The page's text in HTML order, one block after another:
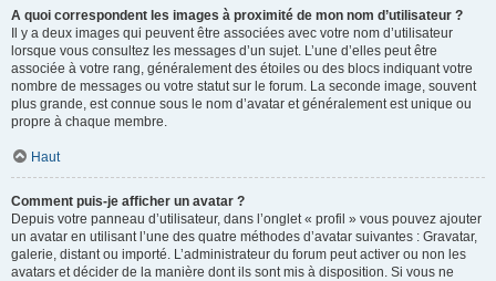
A quoi correspondent les images à proximité de mon nom d’utilisateur ?
Il y a deux images qui peuvent être associées avec votre nom d’utilisateur
lorsque vous consultez les messages d’un sujet. L’une d’elles peut être
associée à votre rang, généralement des étoiles ou des blocs indiquant votre
nombre de messages ou votre statut sur le forum. La seconde image, souvent
plus grande, est connue sous le nom d’avatar et généralement est unique ou
propre à chaque membre.
Haut
Comment puis-je afficher un avatar ?
Depuis votre panneau d’utilisateur, dans l’onglet « profil » vous pouvez ajouter
un avatar en utilisant l’une des quatre méthodes d’avatar suivantes : Gravatar,
galerie, distant ou importé. L’administrateur du forum peut activer ou non les
avatars et décider de la manière dont ils sont mis à disposition. Si vous ne